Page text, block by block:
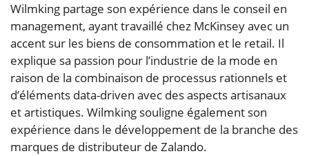
Wilmking partage son expérience dans le conseil en
management, ayant travaillé chez McKinsey avec un
accent sur les biens de consommation et le retail. Il
explique sa passion pour l’industrie de la mode en
raison de la combinaison de processus rationnels et
d’éléments data-driven avec des aspects artisanaux
et artistiques. Wilmking souligne également son
expérience dans le développement de la branche des
marques de distributeur de Zalando.